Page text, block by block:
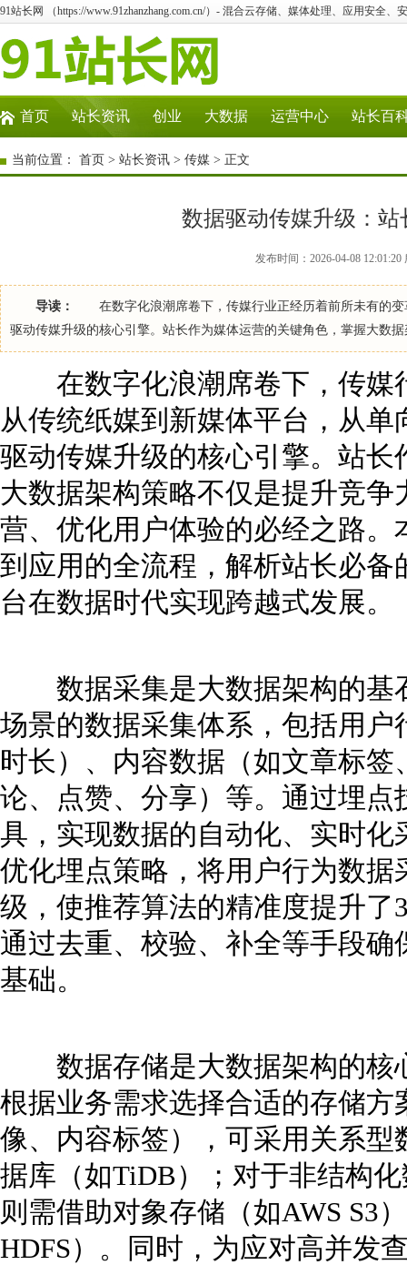
91站长网 （https://www.91zhanzhang.com.cn/）- 混合云存储、媒体处理、应用安全、
首页 站长资讯 创业 大数据 运营中心 站长百
当前位置： 首页 > 站长资讯 > 传媒 > 正文
数据驱动传媒升级：
发布时间：2026-04-08
导读：
在数字化浪潮席卷下，传媒行业正经历着前所未有的变
驱动传媒升级的核心引擎。站长作为媒体运营的关键角色，掌握大数
在数字化浪潮席卷下，传媒
从传统纸媒到新媒体平台，从
驱动传媒升级的核心引擎。站
大数据架构策略不仅是提升竞
营、优化用户体验的必经之路
到应用的全流程，解析站长必
台在数据时代实现跨越式发展。
数据采集是大数据架构的基
场景的数据采集体系，包括用
时长）、内容数据（如文章标
论、点赞、分享）等。通过埋
具，实现数据的自动化、实时
优化埋点策略，将用户行为数
级，使推荐算法的精准度提升
通过去重、校验、补全等手段
基础。
数据存储是大数据架构的核
根据业务需求选择合适的存储
像、内容标签），可采用关系
据库（如TiDB）；对于非结构
则需借助对象存储（如AWS S3
HDFS）。同时，为应对高并发